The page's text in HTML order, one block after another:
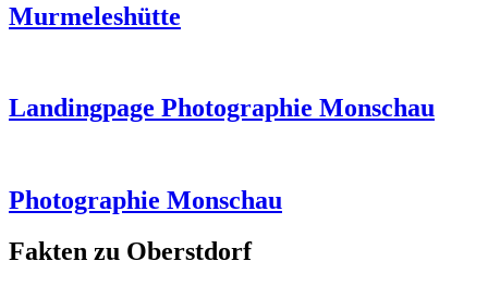
Murmeleshütte
Landingpage Photographie Monschau
Photographie Monschau
Fakten zu Oberstdorf